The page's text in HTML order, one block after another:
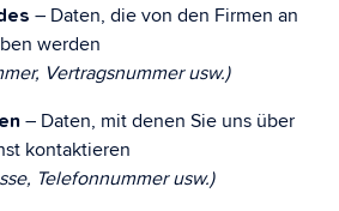
– Daten, die von den Firmen an
werden
Vertragsnummer usw.)
– Daten, mit denen Sie uns über
kontaktieren
Telefonnummer usw.)